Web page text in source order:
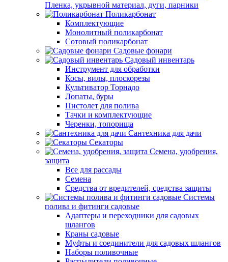
Пленка, укрывной материал, дуги, парники
Поликарбонат
Комплектующие
Монолитный поликарбонат
Сотовый поликарбонат
Садовые фонари
Садовый инвентарь
Инструмент для обработки
Косы, вилы, плоскорезы
Культиватор Торнадо
Лопаты, буры
Пистолет для полива
Тачки и комплектующие
Черенки, топорища
Сантехника для дачи
Секаторы
Семена, удобрения,
защита
Все для рассады
Семена
Средства от вредителей, средства защиты
Системы
полива и фитинги садовые
Адаптеры и переходники для садовых
шлангов
Краны садовые
Муфты и соединители для садовых шлангов
Наборы поливочные